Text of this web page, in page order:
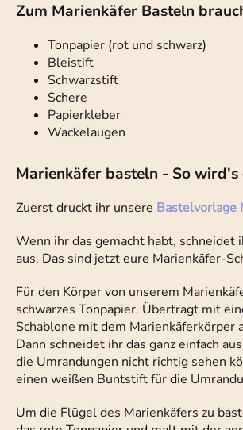
Zum Marienkäfer Basteln
Tonpapier (rot und schwarz)
Bleistift
Schwarzstift
Schere
Papierkleber
Wackelaugen
Marienkäfer basteln - So wird's
Zuerst druckt ihr unsere Bastelvorlage
Wenn ihr das gemacht habt, schneidet
aus. Das sind jetzt eure Marienkäfer-
Für den Körper von unserem
schwarzes Tonpapier. Übertragt mit
Schablone mit dem Marienkäferkörper
Dann schneidet ihr das ganz einfach
die Umrandungen nicht richtig sehen
einen weißen Buntstift für die
Um die Flügel des Marienkäfers zu